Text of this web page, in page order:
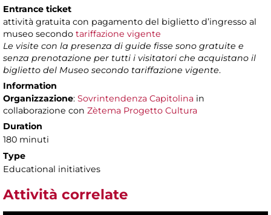
Entrance ticket
attività gratuita con pagamento del biglietto d’ingresso al
museo secondo tariffazione vigente
Le visite con la presenza di guide fisse sono gratuite e
senza prenotazione per tutti i visitatori che acquistano il
biglietto del Museo secondo tariffazione vigente.
Information
Organizzazione: Sovrintendenza Capitolina in
collaborazione con Zètema Progetto Cultura
Duration
180 minuti
Type
Educational initiatives
Attività correlate